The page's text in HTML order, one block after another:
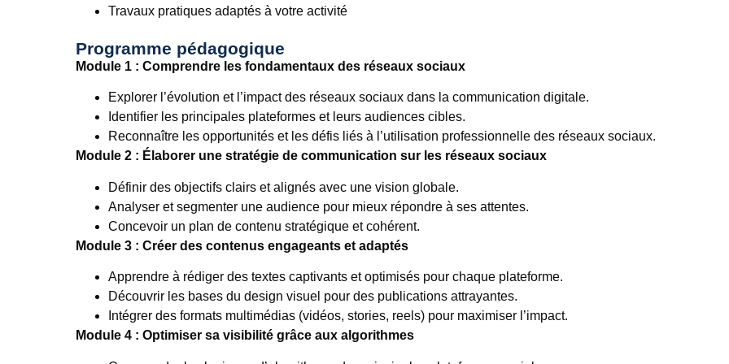
Travaux pratiques adaptés à votre activité
Programme pédagogique
Module 1 : Comprendre les fondamentaux des réseaux sociaux
Explorer l’évolution et l’impact des réseaux sociaux dans la communication digitale.
Identifier les principales plateformes et leurs audiences cibles.
Reconnaître les opportunités et les défis liés à l’utilisation professionnelle des réseaux sociaux.
Module 2 : Élaborer une stratégie de communication sur les réseaux sociaux
Définir des objectifs clairs et alignés avec une vision globale.
Analyser et segmenter une audience pour mieux répondre à ses attentes.
Concevoir un plan de contenu stratégique et cohérent.
Module 3 : Créer des contenus engageants et adaptés
Apprendre à rédiger des textes captivants et optimisés pour chaque plateforme.
Découvrir les bases du design visuel pour des publications attrayantes.
Intégrer des formats multimédias (vidéos, stories, reels) pour maximiser l’impact.
Module 4 : Optimiser sa visibilité grâce aux algorithmes